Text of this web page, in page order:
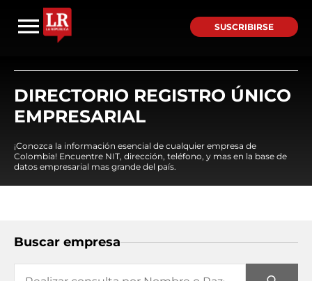
SUSCRIBIRSE
DIRECTORIO REGISTRO ÚNICO
EMPRESARIAL
¡Conozca la información esencial de cualquier empresa de
Colombia! Encuentre NIT, dirección, teléfono, y mas en la base de
datos empresarial mas grande del país.
Buscar empresa